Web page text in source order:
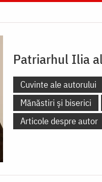
Patriarhul Ilia
Cuvinte ale autorului
Mănăstiri și biserici
Articole despre autor